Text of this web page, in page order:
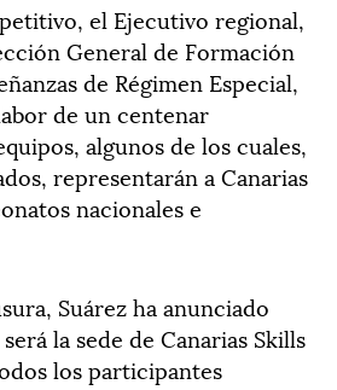
el Ejecutivo regional,
General de Formación
de Régimen Especial,
de un centenar
algunos de los cuales,
representarán a Canarias
nacionales e
Suárez ha anunciado
la sede de Canarias Skills
los participantes